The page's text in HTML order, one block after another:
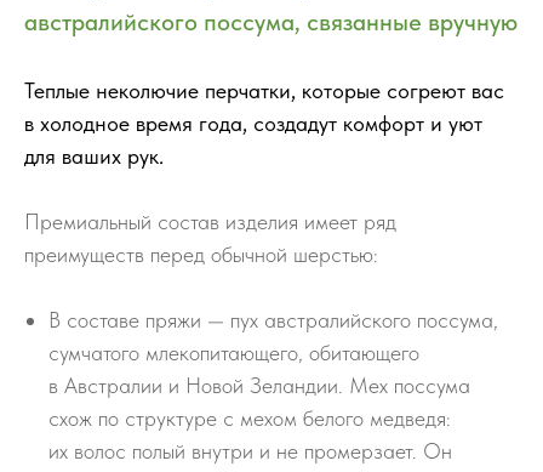
австралийского поссума, связанные вручную
Теплые неколючие перчатки, которые согреют вас
в холодное время года, создадут комфорт и уют
для ваших рук.
Премиальный состав изделия имеет ряд
преимуществ перед обычной шерстью:
В составе пряжи — пух австралийского поссума,
сумчатого млекопитающего, обитающего
в Австралии и Новой Зеландии. Мех поссума
схож по структуре с мехом белого медведя:
их волос полый внутри и не промерзает. Он